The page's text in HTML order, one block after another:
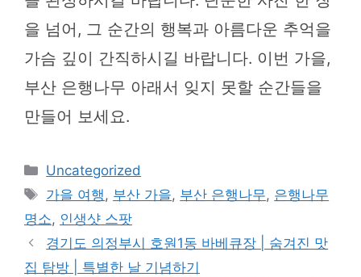
을 넘어, 그 순간의 행복과 아름다운 추억을
가슴 깊이 간직하시길 바랍니다. 이번 가을,
부산 은행나무 아래서 잊지 못할 순간들을
만들어 보세요.
카
테
리
Uncategorized
태
그
가을 여행, 부산 가을, 부산 은행나무, 은행나무
명소, 인생샷 스팟
경기도 의정부시 호원1동 바베큐장 | 숨겨진 맛
집 탐방 | 특별한 날 기념하기